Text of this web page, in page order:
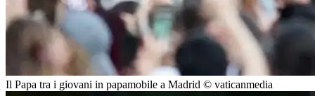
Il Papa tra i giovani in papamobile a Madrid © vaticanmedia